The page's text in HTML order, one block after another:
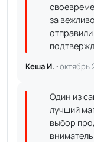
за
Кеша И. ·октябрь
Один из
лучший
выбор